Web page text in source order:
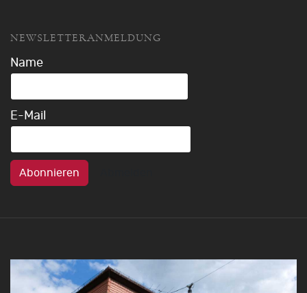
NEWSLETTERANMELDUNG
Name
E-Mail
Abonnieren